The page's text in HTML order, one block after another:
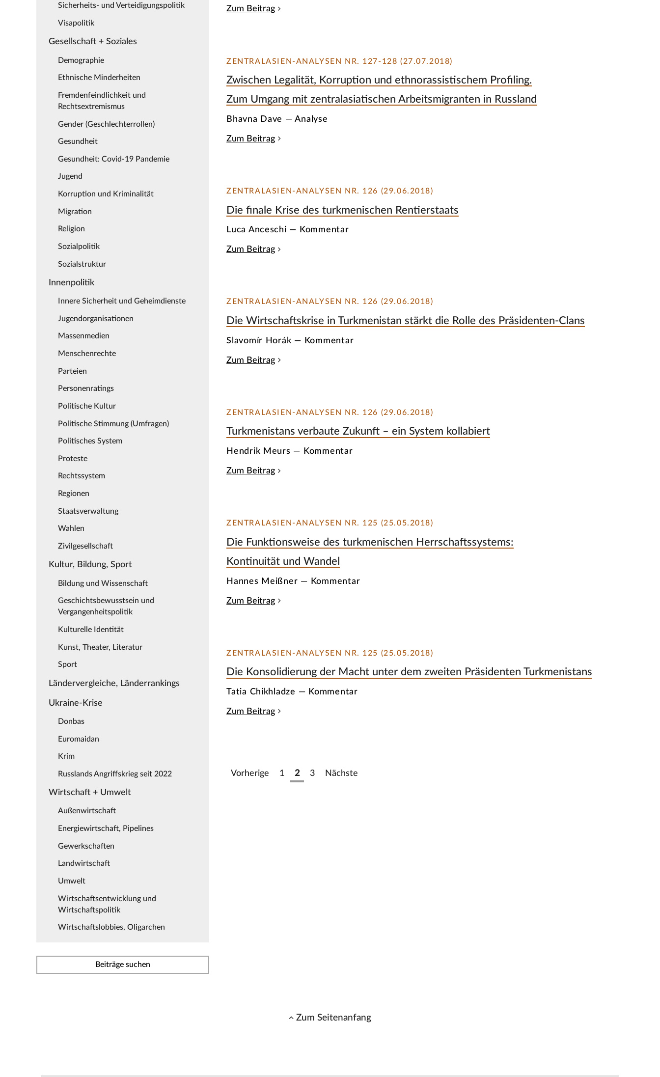
Sicherheits- und Verteidigungspolitik
Visapolitik
Gesellschaft + Soziales
Demographie
Ethnische Minderheiten
Fremdenfeindlichkeit und
Rechtsextremismus
Gender (Geschlechterrollen)
Gesundheit
Gesundheit: Covid-19 Pandemie
Jugend
Korruption und Kriminalität
Migration
Religion
Sozialpolitik
Sozialstruktur
Innenpolitik
Innere Sicherheit und Geheimdienste
Jugendorganisationen
Massenmedien
Menschenrechte
Parteien
Personenratings
Politische Kultur
Politische Stimmung (Umfragen)
Politisches System
Proteste
Rechtssystem
Regionen
Staatsverwaltung
Wahlen
Zivilgesellschaft
Kultur, Bildung, Sport
Bildung und Wissenschaft
Geschichtsbewusstsein und
Vergangenheitspolitik
Kulturelle Identität
Kunst, Theater, Literatur
Sport
Ländervergleiche, Länderrankings
Ukraine-Krise
Donbas
Euromaidan
Krim
Russlands Angriffskrieg seit 2022
Wirtschaft + Umwelt
Außenwirtschaft
Energiewirtschaft, Pipelines
Gewerkschaften
Landwirtschaft
Umwelt
Wirtschaftsentwicklung und
Wirtschaftspolitik
Wirtschaftslobbies, Oligarchen
Beiträge suchen
Zum Beitrag
ZENTRALASIEN-ANALYSEN NR. 127-128 (27.07.2018)
Zwischen Legalität, Korruption und ethnorassistischem Profiling.
Zum Umgang mit zentralasiatischen Arbeitsmigranten in Russland
Bhavna Dave — Analyse
Zum Beitrag
ZENTRALASIEN-ANALYSEN NR. 126 (29.06.2018)
Die finale Krise des turkmenischen Rentierstaats
Luca Anceschi — Kommentar
Zum Beitrag
ZENTRALASIEN-ANALYSEN NR. 126 (29.06.2018)
Die Wirtschaftskrise in Turkmenistan stärkt die Rolle des Präsidenten-Clans
Slavomír Horák — Kommentar
Zum Beitrag
ZENTRALASIEN-ANALYSEN NR. 126 (29.06.2018)
Turkmenistans verbaute Zukunft – ein System kollabiert
Hendrik Meurs — Kommentar
Zum Beitrag
ZENTRALASIEN-ANALYSEN NR. 125 (25.05.2018)
Die Funktionsweise des turkmenischen Herrschaftssystems:
Kontinuität und Wandel
Hannes Meißner — Kommentar
Zum Beitrag
ZENTRALASIEN-ANALYSEN NR. 125 (25.05.2018)
Die Konsolidierung der Macht unter dem zweiten Präsidenten Turkmenistans
Tatia Chikhladze — Kommentar
Zum Beitrag
Vorherige 1 2 3 Nächste
Zum Seitenanfang